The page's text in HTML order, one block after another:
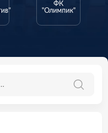
ФК
"Олимпик"